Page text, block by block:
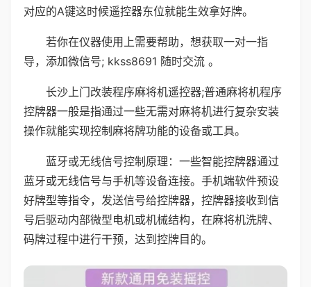
对应的A键这时候遥控器东位就能生效拿好牌。
若你在仪器使用上需要帮助，想获取一对一指
导，添加微信号; kkss8691 随时交流 。
长沙上门改装程序麻将机遥控器;普通麻将机程序
控牌器一般是指通过一些无需对麻将机进行复杂安装
操作就能实现控制麻将牌功能的设备或工具。
蓝牙或无线信号控制原理：一些智能控牌器通过
蓝牙或无线信号与手机等设备连接。手机端软件预设
好牌型等指令，发送信号给控牌器，控牌器接收到信
号后驱动内部微型电机或机械结构，在麻将机洗牌、
码牌过程中进行干预，达到控牌目的。